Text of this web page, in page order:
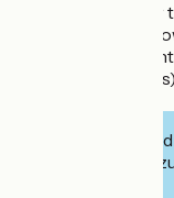
In winter,
country skiing,
"Bellevaux
Soleil" (40
Interessiert Sie
deren Website